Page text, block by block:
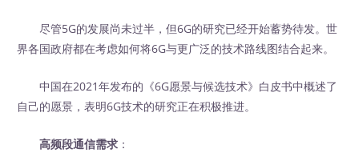
尽管5G的发展尚未过半，但6G的研究已经开始蓄势待发。世
界各国政府都在考虑如何将6G与更广泛的技术路线图结合起来。
中国在2021年发布的《6G愿景与候选技术》白皮书中概述了
自己的愿景，表明6G技术的研究正在积极推进。
高频段通信需求 ：